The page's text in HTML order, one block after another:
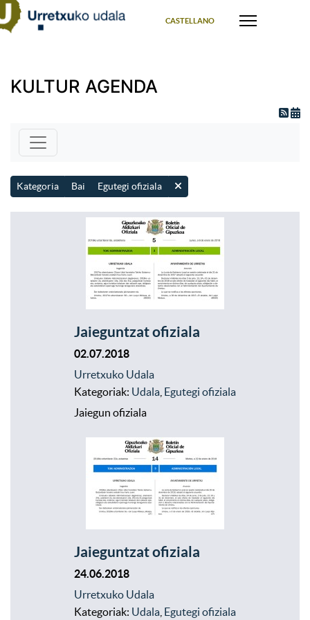
CASTELLANO
KULTUR AGENDA
Kategoria Bai Egutegi ofiziala
Jaieguntzat ofiziala
02.07.2018
Urretxuko Udala
Kategoriak: Udala Egutegi ofiziala
Jaiegun ofiziala
Jaieguntzat ofiziala
24.06.2018
Urretxuko Udala
Kategoriak: Udala Egutegi ofiziala